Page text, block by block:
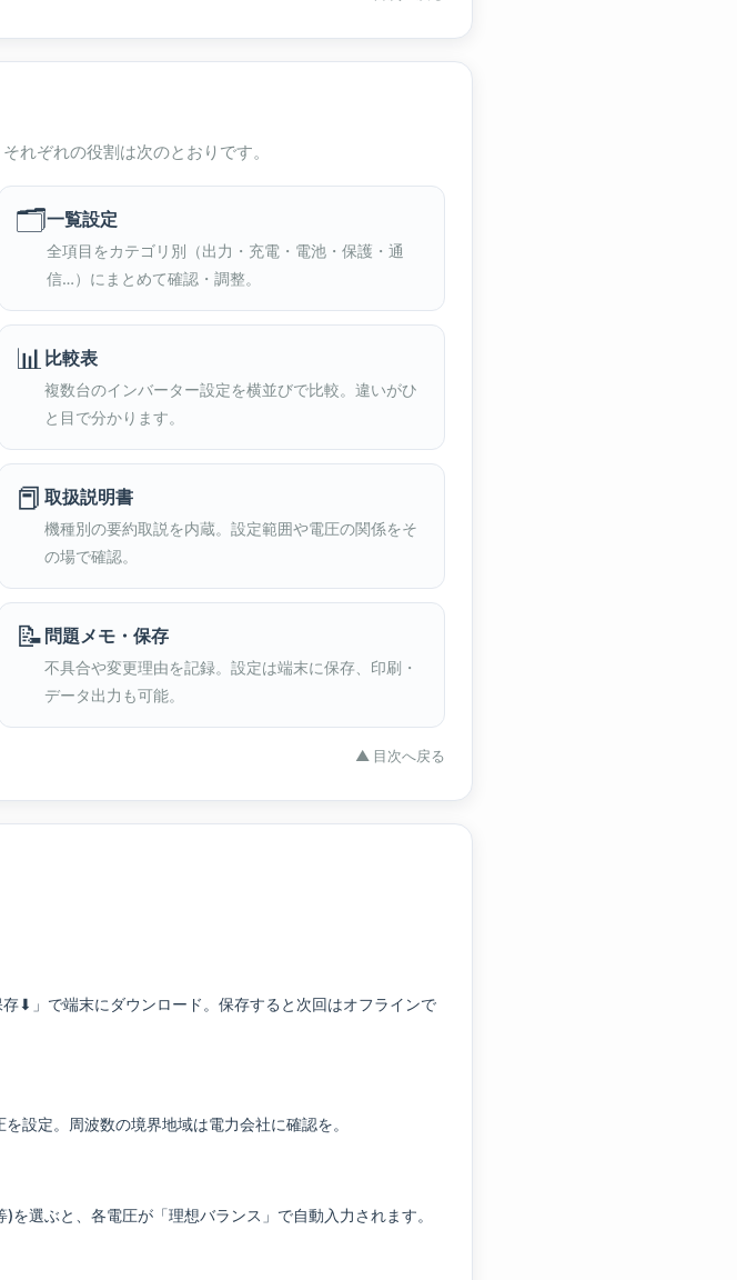
れぞれの役割は次のとおりです。
🗂️一覧設定
全項目をカテゴリ別（出力・充電・電池・保護・通
信…）にまとめて確認・調整。
📊 比較表
複数台のインバーター設定を横並びで比較。違いがひ
と目で分かります。
📕 取扱説明書
機種別の要約取説を内蔵。設定範囲や電圧の関係をそ
の場で確認。
📝 問題メモ・保存
不具合や変更理由を記録。設定は端末に保存、印刷・
データ出力も可能。
▲ 目次へ戻る
⬇」で端末にダウンロード。保存すると次回はオフラインで
設定。周波数の境界地域は電力会社に確認を。
選ぶと、各電圧が「理想バランス」で自動入力されます。